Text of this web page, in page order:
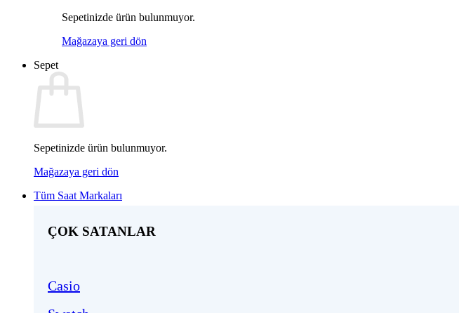
Sepetinizde ürün bulunmuyor.
Mağazaya geri dön
Sepet
Sepetinizde ürün bulunmuyor.
Mağazaya geri dön
Tüm Saat Markaları
ÇOK SATANLAR
Casio